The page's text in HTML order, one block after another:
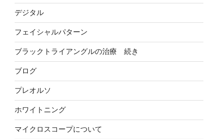
デジタル
フェイシャルパターン
ブラックトライアングルの治療 続き
ブログ
プレオルソ
ホワイトニング
マイクロスコープについて